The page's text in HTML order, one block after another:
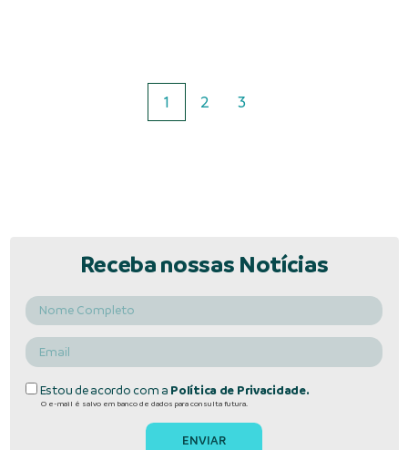
1 2 3
Receba nossas Notícias
Estou de acordo com a Política de Privacidade.
O e-mail é salvo em banco de dados para consulta futura.